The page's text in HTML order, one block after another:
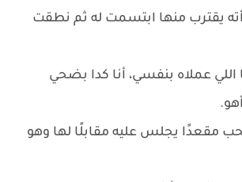
يقترب منها ابتسمت له ثم نطقت
اللي عملاه بنفسي، أنا كدا بضحي
مقعدًا يجلس عليه مقابلًا لها وهو